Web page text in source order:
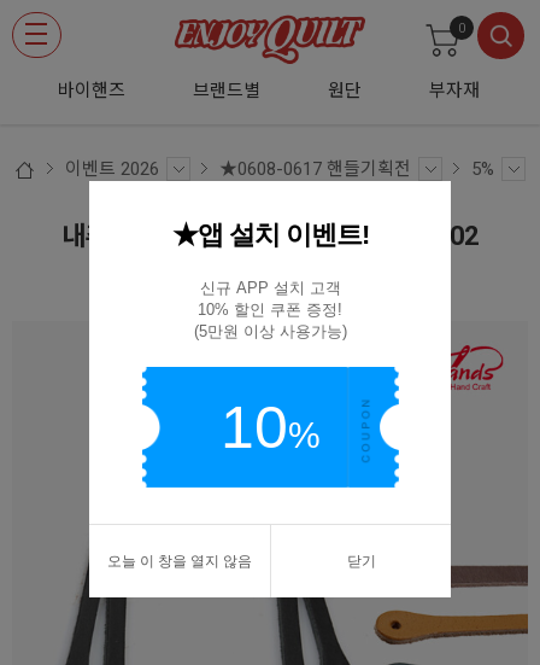
바이핸즈 브랜드별 원단 부자재
0
이벤트 2026 ★0608-0617 핸들기획전 5%
내추럴 고급 통가죽 핸드 스트랩 20-2502
20-2502
★앱 설치 이벤트!
신규 APP 설치 고객
10% 할인 쿠폰 증정!
(5만원 이상 사용가능)
10%
오늘 이 창을 열지 않음 닫기